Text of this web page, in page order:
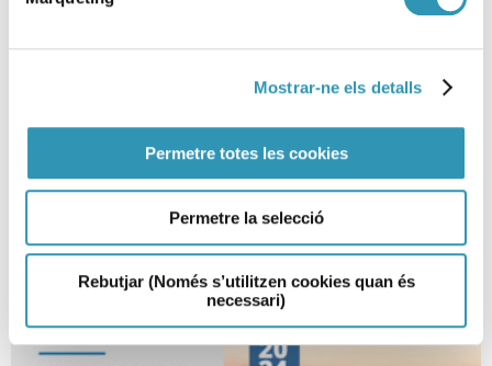
Mostrar-ne els detalls
Permetre totes les cookies
Permetre la selecció
Rebutjar (Només s’utilitzen cookies quan és
necessari)
Tatuatge, pírcing o
micropigmentació? Fes-ho on
sigui segur